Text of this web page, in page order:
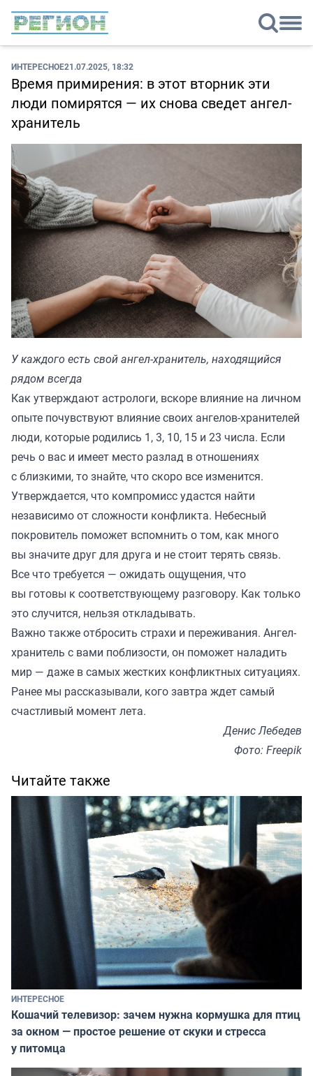
ИНТЕРЕСНОЕ21.07.2025, 18:32
Время примирения: в этот вторник эти
люди помирятся — их снова сведет ангел-
хранитель
У каждого есть свой ангел-хранитель, находящийся
рядом всегда
Как утверждают астрологи, вскоре влияние на личном
опыте почувствуют влияние своих ангелов-хранителей
люди, которые родились 1, 3, 10, 15 и 23 числа. Если
речь о вас и имеет место разлад в отношениях
с близкими, то знайте, что скоро все изменится.
Утверждается, что компромисс удастся найти
независимо от сложности конфликта. Небесный
покровитель поможет вспомнить о том, как много
вы значите друг для друга и не стоит терять связь.
Все что требуется — ожидать ощущения, что
вы готовы к соответствующему разговору. Как только
это случится, нельзя откладывать.
Важно также отбросить страхи и переживания. Ангел-
хранитель с вами поблизости, он поможет наладить
мир — даже в самых жестких конфликтных ситуациях.
Ранее мы рассказывали, кого завтра ждет самый
счастливый момент лета.
Денис Лебедев
Фото: Freepik
Читайте также
ИНТЕРЕСНОЕ
Кошачий телевизор: зачем нужна кормушка для птиц
за окном — простое решение от скуки и стресса
у питомца